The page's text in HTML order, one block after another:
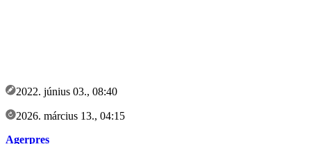
2022. június 03., 08:40
2026. március 13., 04:15
Agerpres